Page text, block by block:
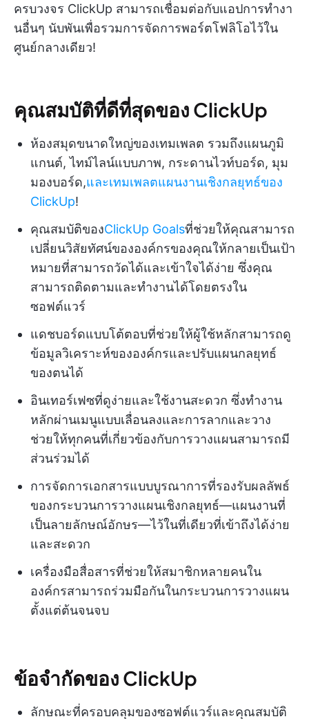
ครบวงจร ClickUp สามารถเชื่อมต่อกับแอปการทำงา
นอื่นๆ นับพันเพื่อรวมการจัดการพอร์ตโฟลิโอไว้ใน
ศูนย์กลางเดียว!
คุณสมบัติที่ดีที่สุดของ ClickUp
ห้องสมุดขนาดใหญ่ของเทมเพลต รวมถึงแผนภูมิ
แกนต์, ไทม์ไลน์แบบภาพ, กระดานไวท์บอร์ด, มุม
มองบอร์ด,และเทมเพลตแผนงานเชิงกลยุทธ์ของ
ClickUp!
คุณสมบัติของClickUp Goalsที่ช่วยให้คุณสามารถ
เปลี่ยนวิสัยทัศน์ขององค์กรของคุณให้กลายเป็นเป้า
หมายที่สามารถวัดได้และเข้าใจได้ง่าย ซึ่งคุณ
สามารถติดตามและทำงานได้โดยตรงใน
ซอฟต์แวร์
แดชบอร์ดแบบโต้ตอบที่ช่วยให้ผู้ใช้หลักสามารถดู
ข้อมูลวิเคราะห์ขององค์กรและปรับแผนกลยุทธ์
ของตนได้
อินเทอร์เฟซที่ดูง่ายและใช้งานสะดวก ซึ่งทำงาน
หลักผ่านเมนูแบบเลื่อนลงและการลากและวาง
ช่วยให้ทุกคนที่เกี่ยวข้องกับการวางแผนสามารถมี
ส่วนร่วมได้
การจัดการเอกสารแบบบูรณาการที่รองรับผลลัพธ์
ของกระบวนการวางแผนเชิงกลยุทธ์—แผนงานที่
เป็นลายลักษณ์อักษร—ไว้ในที่เดียวที่เข้าถึงได้ง่าย
และสะดวก
เครื่องมือสื่อสารที่ช่วยให้สมาชิกหลายคนใน
องค์กรสามารถร่วมมือกันในกระบวนการวางแผน
ตั้งแต่ต้นจนจบ
ข้อจำกัดของ ClickUp
ลักษณะที่ครอบคลุมของซอฟต์แวร์และคุณสมบัติ